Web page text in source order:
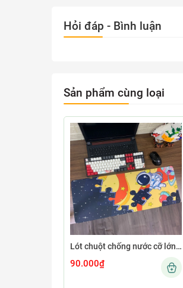
Hỏi đáp - Bình luận
Sản phẩm cùng loại
Lót chuột chống nước cỡ lớn 80x30cm dày 3mm ASTRO-03-80X30
90.000₫